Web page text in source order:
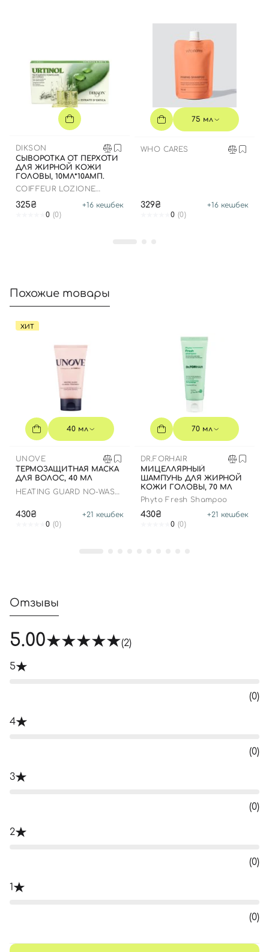
DIKSON
СЫВОРОТКА ОТ ПЕРХОТИ
ДЛЯ ЖИРНОЙ КОЖИ
ГОЛОВЫ, 10МЛ*10АМП.
COIFFEUR LOZIONE
325₴ +16 кешбек
0 (0)
75 мл
WHO CARES
329₴ +16 кешбек
0 (0)
Похожие товары
ХИТ
40 мл
UNOVE
ТЕРМОЗАЩИТНАЯ МАСКА
ДЛЯ ВОЛОС, 40 МЛ
HEATING GUARD NO-WASH
430₴ +21 кешбек
0 (0)
70 мл
DR.FORHAIR
МИЦЕЛЛЯРНЫЙ
ШАМПУНЬ ДЛЯ ЖИРНОЙ
КОЖИ ГОЛОВЫ, 70 МЛ
Phyto Fresh Shampoo
430₴ +21 кешбек
0 (0)
Отзывы
5.00 (2)
5
(0)
4
(0)
3
(0)
2
(0)
1
(0)
Вход
Номер телефона